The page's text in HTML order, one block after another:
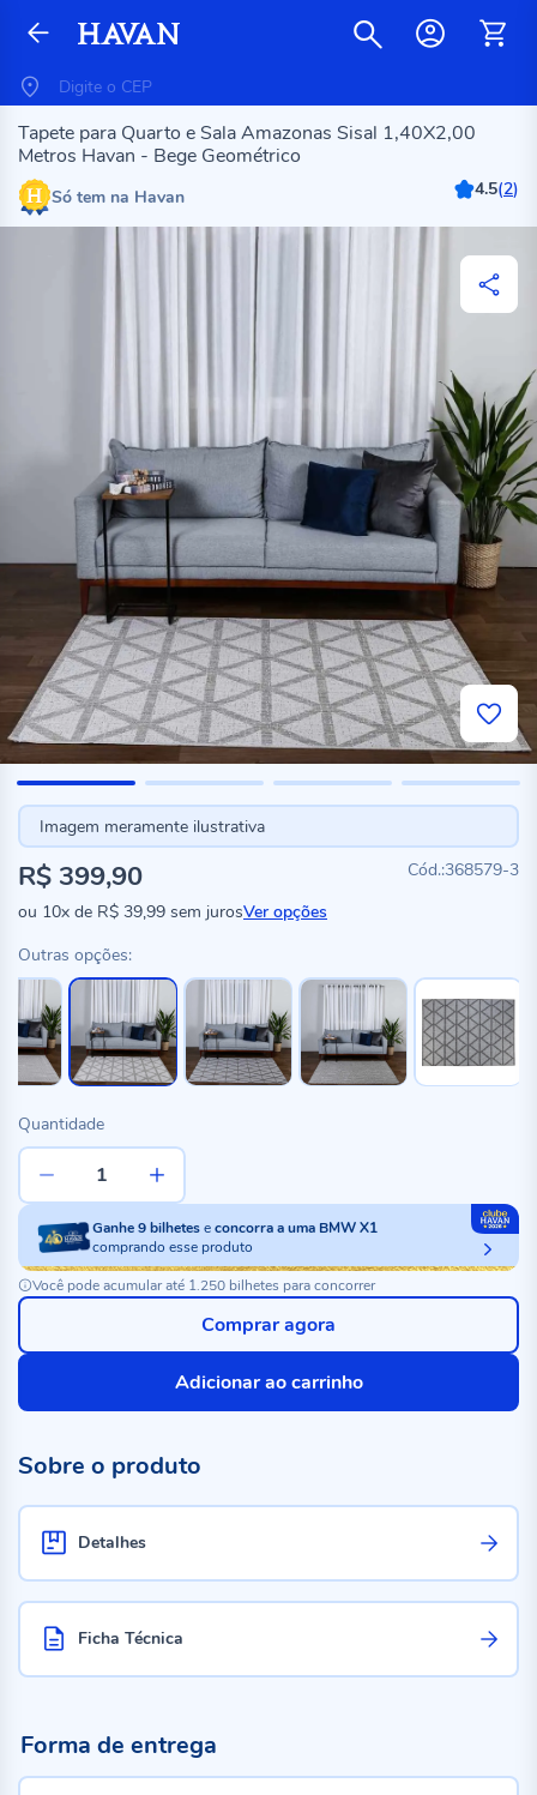
Tapete para Quarto e Sala Amazonas Sisal 1,40X2,00
Metros Havan - Bege Geométrico
Só tem na Havan 4.5(2)
Imagem meramente ilustrativa
368579-3
R$ 399,90
ou 10x de R$ 39,99 sem jurosVer opções
Outras opções:
Quantidade
Ganhe9bilheteseconcorra a uma BMW X1
comprando esse produto
Você pode acumular até 1.250 bilhetes para concorrer
Adicionar ao carrinho
Comprar agora
Sobre o produto
Detalhes
Ficha Técnica
Forma de entrega